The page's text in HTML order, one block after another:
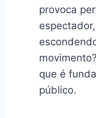
provoca
que é
público.